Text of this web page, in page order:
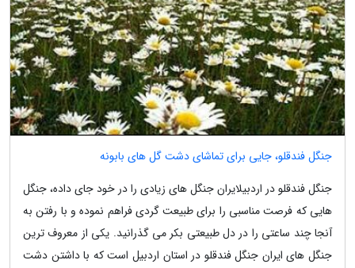
جنگل فندقلو، جایی برای تماشای دشت گل های بابونه
جنگل فندقلو در اردبیلایران جنگل های زیادی را در خود جای داده، جنگل
هایی که فرصت مناسبی را برای طبیعت گردی فراهم نموده و با رفتن به
آنجا چند ساعتی را در دل طبیعتی بکر می گذرانید. یکی از معروف ترین
جنگل های ایران جنگل فندقلو در استان اردبیل است که با داشتن دشت